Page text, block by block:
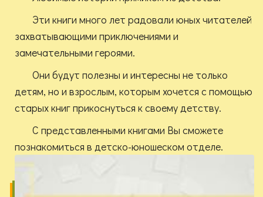
Эти книги много лет радовали юных читателей
захватывающими приключениями и
замечательными героями.
Они будут полезны и интересны не только
детям, но и взрослым, которым хочется с помощью
старых книг прикоснуться к своему детству.
С представленными книгами Вы сможете
познакомиться в детско-юношеском отделе.